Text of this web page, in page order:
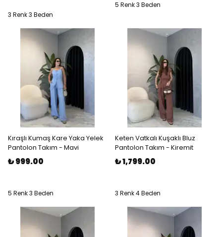
3 Renk 3 Beden
5 Renk 3 Beden
Kıraşlı Kumaş Kare Yaka Yelek
Pantolon Takım - Mavi
₺ 999.00
5 Renk 3 Beden
Keten Vatkalı Kuşaklı Bluz
Pantolon Takım - Kiremit
₺ 1,799.00
3 Renk 4 Beden